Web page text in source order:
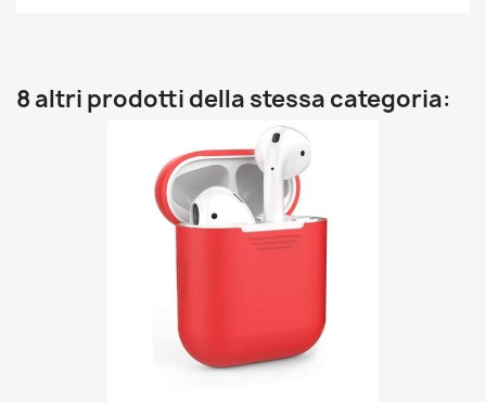
8 altri prodotti della stessa categoria: